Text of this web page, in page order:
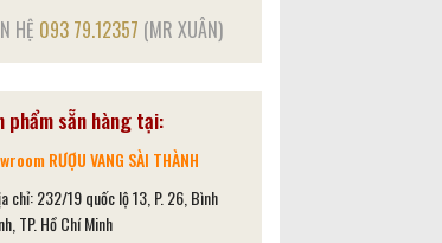
HỆ 093 79.12357 (MR XUÂN)
phẩm sẵn hàng tại:
RƯỢU VANG SÀI THÀNH
chỉ: 232/19 quốc lộ 13, P. 26, Bình
TP. Hồ Chí Minh